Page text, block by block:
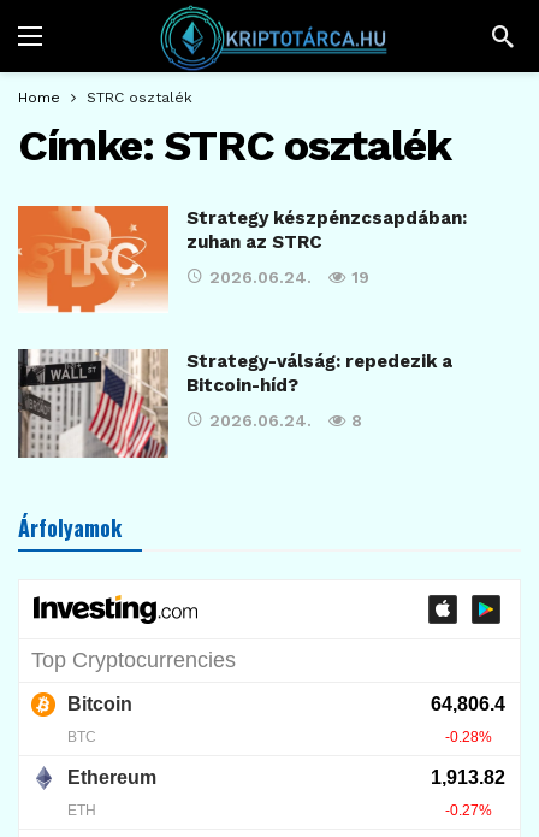
Home STRC osztalék
Címke: STRC osztalék
Strategy készpénzcsapdában:
zuhan az STRC
2026.06.24. 19
Strategy-válság: repedezik a
Bitcoin-híd?
2026.06.24. 8
Árfolyamok